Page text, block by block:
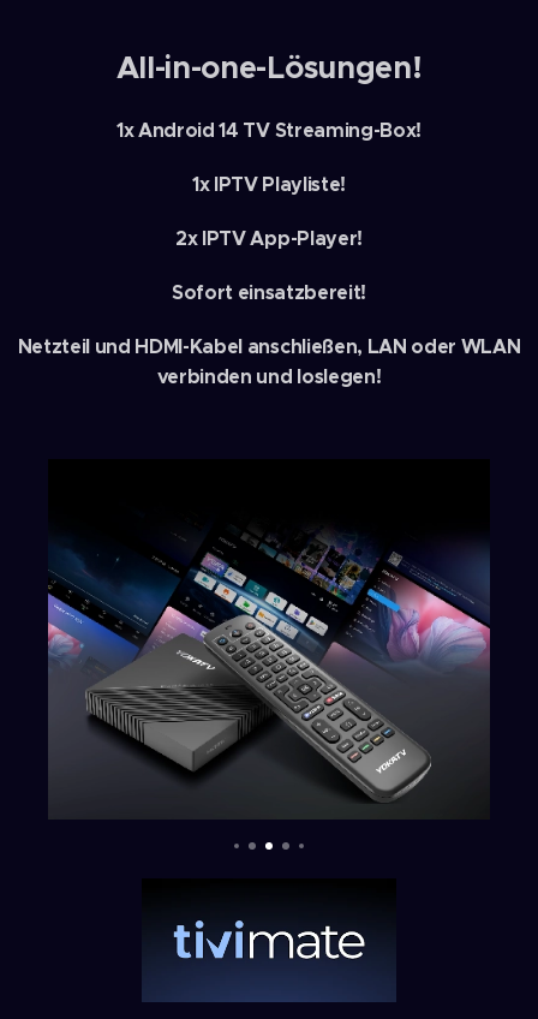
All-in-one-Lösungen!
1x Android 14 TV Streaming-Box!
1x IPTV Playliste!
2x IPTV App-Player!
Sofort einsatzbereit!
Netzteil und HDMI-Kabel anschließen, LAN oder WLAN
verbinden und loslegen!